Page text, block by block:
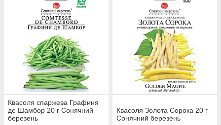
Квасоля спаржева Графиня
де Шамбор 20 г Сонячний
березень
Квасоля Золота Сорока 20 г
Сонячний березень